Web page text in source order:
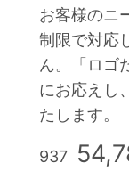
お客様のニ
制限で対応
ん。「ロゴ
にお応えし
たします。
937